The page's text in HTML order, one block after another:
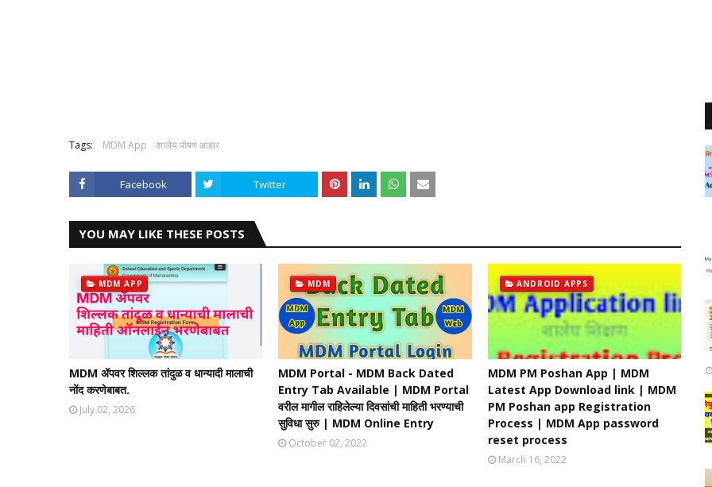
Tags: MDM App शालेय पोषण आहार
Facebook Twitter
YOU MAY LIKE THESE POSTS
MDM APP
MDM ॲपवर शिल्लक तांदुळ व धान्यादी मालाची
नोंद करणेबाबत.
July 02, 2026
MDM
MDM Portal - MDM Back Dated
Entry Tab Available | MDM Portal
वरील मागील राहिलेल्या दिवसांची माहिती भरण्याची
सुविधा सुरु | MDM Online Entry
October 02, 2022
ANDROID APPS
MDM PM Poshan App | MDM
Latest App Download link | MDM
PM Poshan app Registration
Process | MDM App password
reset process
March 16, 2022